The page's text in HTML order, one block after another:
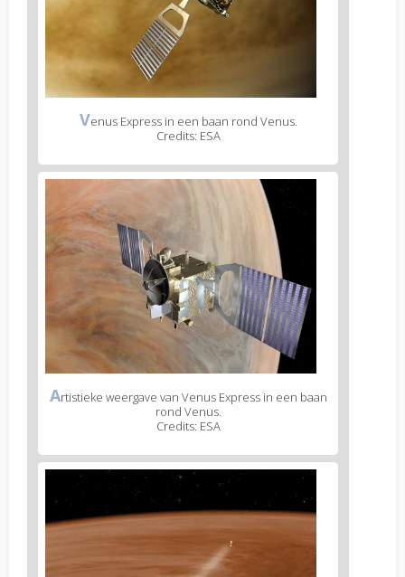
Venus Express in een baan rond Venus.
Credits: ESA
Artistieke weergave van Venus Express in een baan
rond Venus.
Credits: ESA